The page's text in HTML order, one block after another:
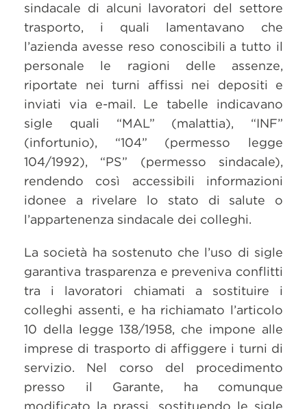
sindacale di alcuni lavoratori del settore
trasporto, i quali lamentavano che
l’azienda avesse reso conoscibili a tutto il
personale le ragioni delle assenze,
riportate nei turni affissi nei depositi e
inviati via e-mail. Le tabelle indicavano
sigle quali “MAL” (malattia), “INF”
(infortunio), “104” (permesso legge
104/1992), “PS” (permesso sindacale),
rendendo così accessibili informazioni
idonee a rivelare lo stato di salute o
l’appartenenza sindacale dei colleghi.
La società ha sostenuto che l’uso di sigle
garantiva trasparenza e preveniva conflitti
tra i lavoratori chiamati a sostituire i
colleghi assenti, e ha richiamato l’articolo
10 della legge 138/1958, che impone alle
imprese di trasporto di affiggere i turni di
servizio. Nel corso del procedimento
presso il Garante, ha comunque
modificato la prassi, sostituendo le sigle